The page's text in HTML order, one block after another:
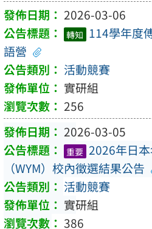
2026-03-06
轉知 114學年度
語營
活動競賽
實研組
256
2026-03-05
重要 2026年日
（WYM）校內徵選結果公告
活動競賽
實研組
386